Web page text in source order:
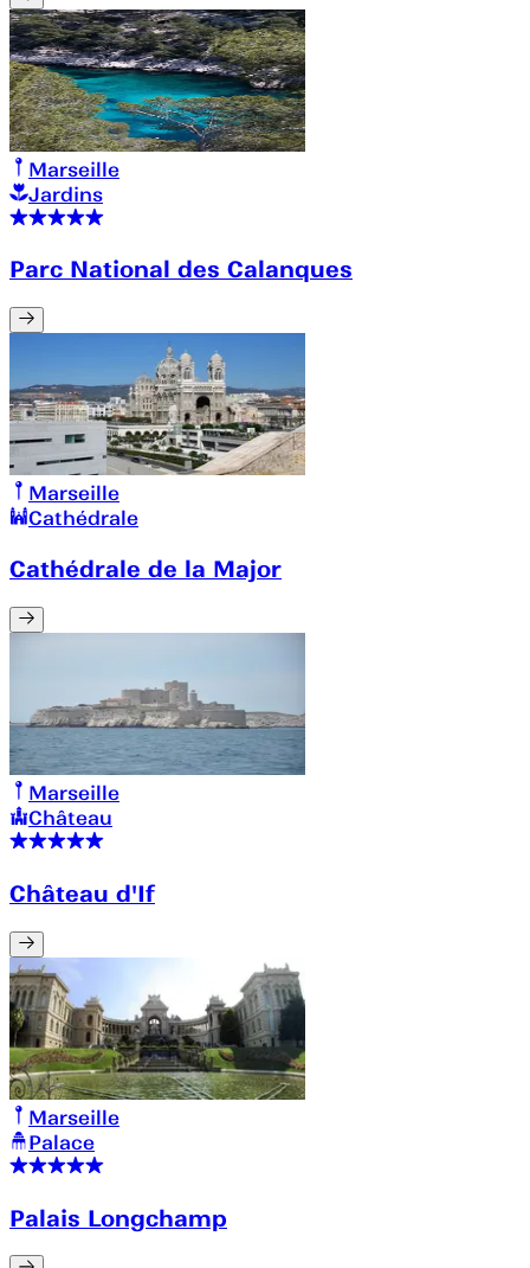
Marseille
Jardins
Parc National des Calanques
Marseille
Cathédrale
Cathédrale de la Major
Marseille
Château
Château d'If
Marseille
Palace
Palais Longchamp